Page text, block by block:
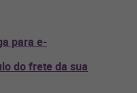
para e-
do frete da sua